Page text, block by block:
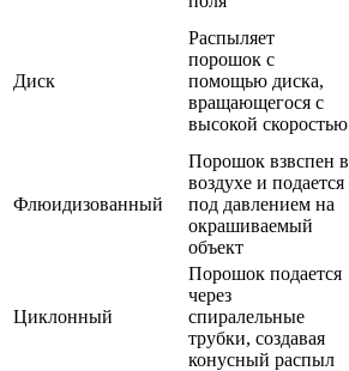
Диск
Распыляет
порошок с
помощью диска,
вращающегося с
высокой скоростью
Флюидизованный
Порошок взвспен в
воздухе и подается
под давлением на
окрашиваемый
объект
Циклонный
Порошок подается
через
спиралельные
трубки, создавая
конусный распыл